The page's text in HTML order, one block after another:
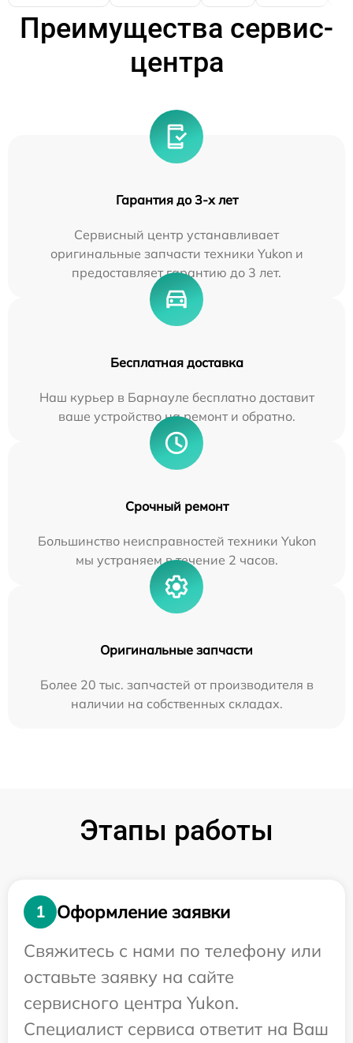
Преимущества сервис-
центра
Гарантия до 3-х лет
Сервисный центр устанавливает
оригинальные запчасти техники Yukon и
предоставляет гарантию до 3 лет.
Бесплатная доставка
Наш курьер в Барнауле бесплатно доставит
ваше устройство на ремонт и обратно.
Срочный ремонт
Большинство неисправностей техники Yukon
мы устраняем в течение 2 часов.
Оригинальные запчасти
Более 20 тыс. запчастей от производителя в
наличии на собственных складах.
Этапы работы
1
Оформление заявки
Свяжитесь с нами по телефону или
оставьте заявку на сайте
сервисного центра Yukon.
Специалист сервиса ответит на Ваш